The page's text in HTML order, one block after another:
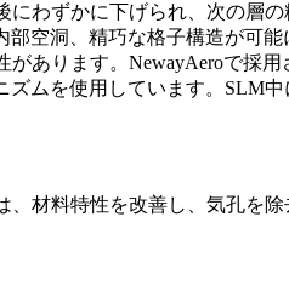
わずかに下げられ、次の層
部空洞、精巧な格子構造が可能
あります。 NewayAeroで採用
ムを使用しています。SLM
材料特性を改善し、気孔を除